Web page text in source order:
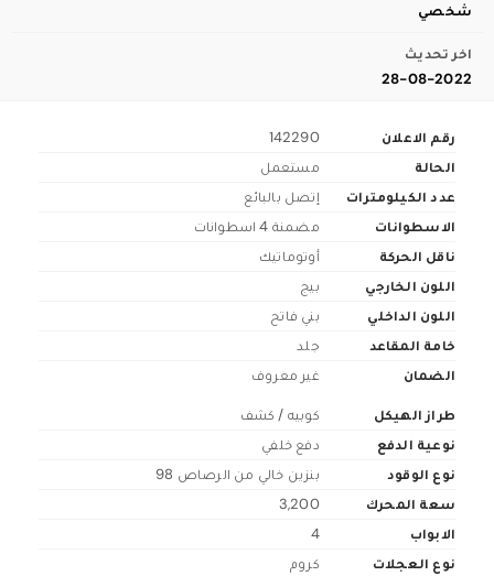
شخصي
اخر تحديث
28-08-2022
رقم الاعلان
142290
الحالة
مستعمل
عدد الكيلومترات
إتصل بالبائع
الاسطوانات
مضمنة 4 اسطوانات
ناقل الحركة
أوتوماتيك
اللون الخارجي
بيج
اللون الداخلي
بني فاتح
خامة المقاعد
جلد
الضمان
غير معروف
طراز الهيكل
كوبيه / كشف
نوعية الدفع
دفع خلفي
نوع الوقود
بنزين خالي من الرصاص 98
سعة المحرك
3,200
الابواب
4
نوع العجلات
كروم